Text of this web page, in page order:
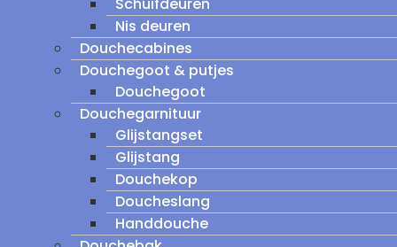
Nis deuren
Douchecabines
Douchegoot & putjes
Douchegoot
Douchegarnituur
Glijstangset
Glijstang
Douchekop
Doucheslang
Handdouche